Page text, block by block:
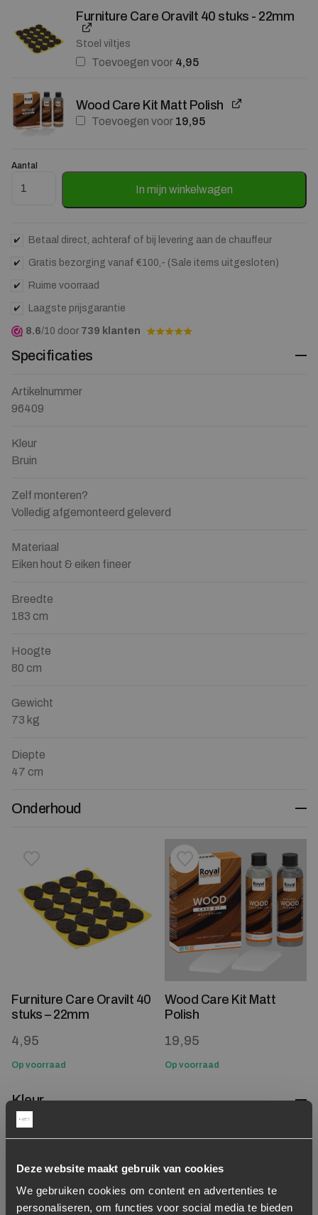
Deze website maakt gebruik van cookies
We gebruiken cookies om content en advertenties te
personaliseren, om functies voor social media te bieden
Furniture Care Oravilt 40 stuks - 22mm
Stoel viltjes
Toevoegen voor 4,95
Wood Care Kit Matt Polish
Toevoegen voor 19,95
Aantal
Dressoir Jake Eikenhout 183cm - Bruin aantal
In mijn winkelwagen
Betaal direct, achteraf of bij levering aan de chauffeur
Gratis bezorging vanaf €100,- (Sale items uitgesloten)
Ruime voorraad
Laagste prijsgarantie
8.6/10 door 739 klanten
Specificaties
Artikelnummer
96409
Kleur
Bruin
Zelf monteren?
Volledig afgemonteerd geleverd
Materiaal
Eiken hout & eiken fineer
Breedte
183 cm
Hoogte
80 cm
Gewicht
73 kg
Diepte
47 cm
Onderhoud
Toevoegen aan verlanglijstje
Verwijderen van verlanglijst
Furniture Care Oravilt 40
stuks – 22mm
4,95
Op voorraad
Toevoegen aan
Verwijderen van verlanglijst
Wood Care Kit Matt
Polish
19,95
Op voorraad
Kleur
1299